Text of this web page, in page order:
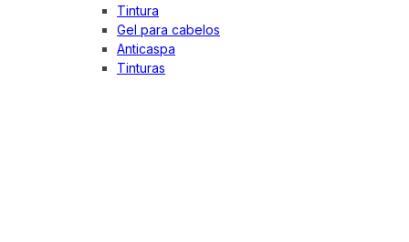
Tintura
Gel para cabelos
Anticaspa
Tinturas